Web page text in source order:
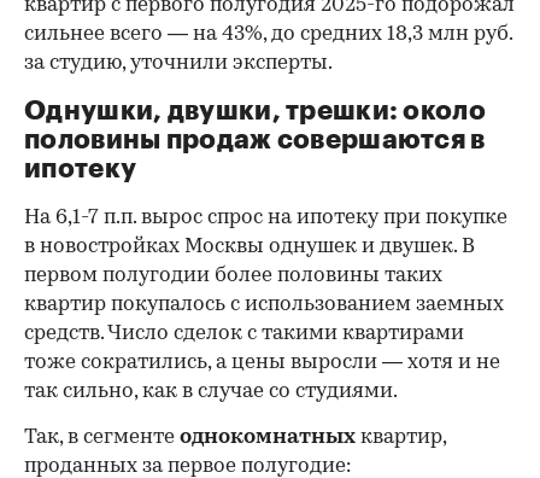
00:00 / 00:00
квартир с первого полугодия 2025-го подорожал
сильнее всего — на 43%, до средних 18,3 млн руб.
за студию, уточнили эксперты.
Однушки, двушки, трешки: около
половины продаж совершаются в
ипотеку
На 6,1-7 п.п. вырос спрос на ипотеку при покупке
в новостройках Москвы однушек и двушек. В
первом полугодии более половины таких
квартир покупалось с использованием заемных
средств. Число сделок с такими квартирами
тоже сократились, а цены выросли — хотя и не
так сильно, как в случае со студиями.
Так, в сегменте однокомнатных квартир,
проданных за первое полугодие: